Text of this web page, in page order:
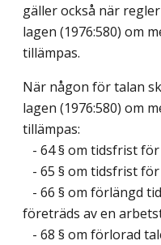
gäller också när
lagen (1976:580) om
tillämpas.
När någon för talan
lagen (1976:580) om
tillämpas:
- 64 § om tidsfrist
- 65 § om tidsfrist
- 66 § om förlängd
företräds av en
- 68 § om förlorad